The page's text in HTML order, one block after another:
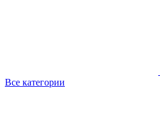
Все категории